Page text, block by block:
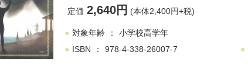
定価 2,640円 (本体2,400円+税)
対象年齢
小学校高学年
ISBN
978-4-338-26007-7